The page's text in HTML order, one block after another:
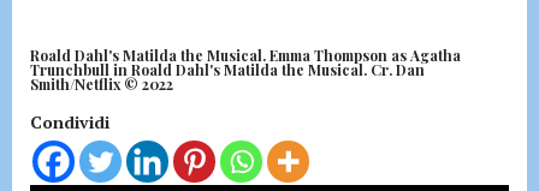
o
n
Roald Dahl's Matilda the Musical. Emma Thompson as Agatha
Trunchbull in Roald Dahl's Matilda the Musical. Cr. Dan
Smith/Netflix © 2022
Condividi